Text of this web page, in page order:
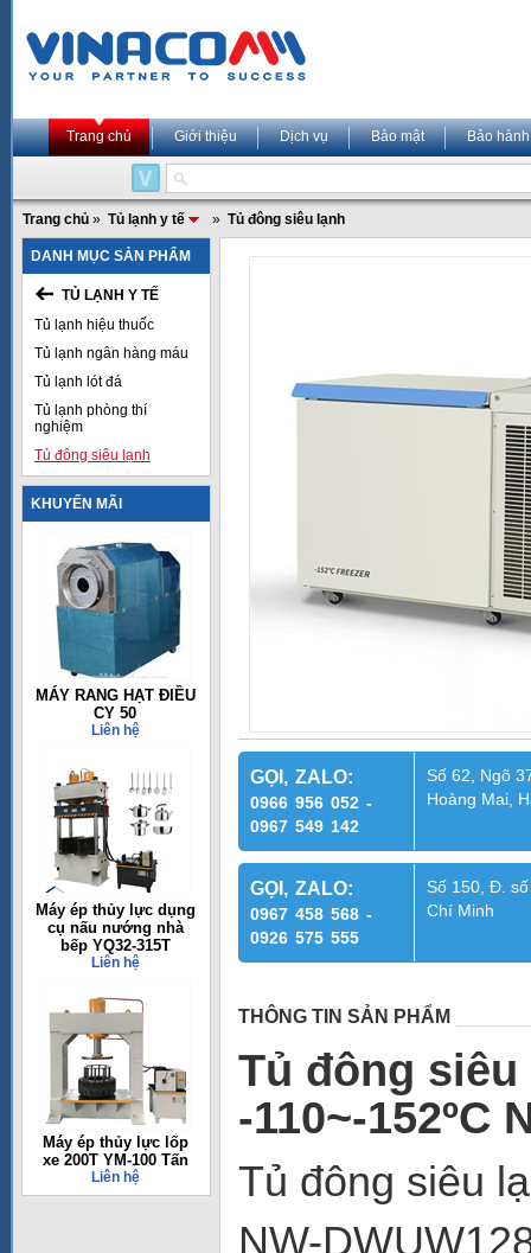
Trang chủ Giới thiệu Dịch vụ Bảo mật Bảo hành
Trang chủ » Tủ lạnh y tế » Tủ đông siêu lạnh
DANH MỤC SẢN PHẨM
TỦ LẠNH Y TẾ
Tủ lạnh hiệu thuốc
Tủ lạnh ngân hàng máu
Tủ lạnh lót đá
Tủ lạnh phòng thí
nghiệm
Tủ đông siêu lạnh
KHUYẾN MÃI
MÁY RANG HẠT ĐIỀU
CY 50
Liên hệ
Máy ép thủy lực dụng
cụ nấu nướng nhà
bếp YQ32-315T
Liên hệ
Máy ép thủy lực lốp
xe 200T YM-100 Tấn
Liên hệ
GỌI, ZALO:
0966 956 052 -
0967 549 142
Số 62, Ngõ
Hoàng Mai,
GỌI, ZALO:
0967 458 568 -
0926 575 555
Số 150, Đ.
Chí Minh
THÔNG TIN SẢN PHẨM
Tủ đông
-110~-152ºC
Tủ đông siêu
NW-